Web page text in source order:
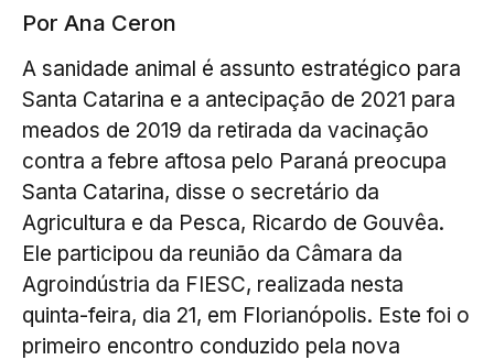
Por Ana Ceron
A sanidade animal é assunto estratégico para
Santa Catarina e a antecipação de 2021 para
meados de 2019 da retirada da vacinação
contra a febre aftosa pelo Paraná preocupa
Santa Catarina, disse o secretário da
Agricultura e da Pesca, Ricardo de Gouvêa.
Ele participou da reunião da Câmara da
Agroindústria da FIESC, realizada nesta
quinta-feira, dia 21, em Florianópolis. Este foi o
primeiro encontro conduzido pela nova